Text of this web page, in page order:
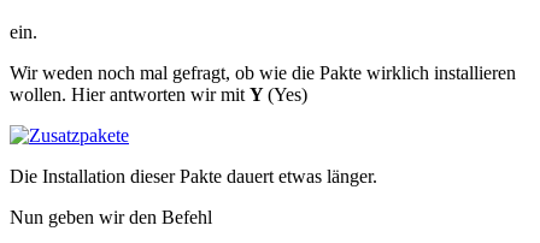
ein.
Wir weden noch mal gefragt, ob wie die Pakte wirklich installieren
wollen. Hier antworten wir mit Y(Yes)
Die Installation dieser Pakte dauert etwas länger.
Nun geben wir den Befehl